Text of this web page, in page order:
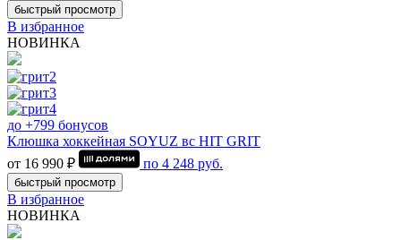
быстрый просмотр
В избранное
НОВИНКА
до +799 бонусов
Клюшка хоккейная SOYUZ вс HIT GRIT
от 16 990 ₽
по 4 248 руб.
быстрый просмотр
В избранное
НОВИНКА